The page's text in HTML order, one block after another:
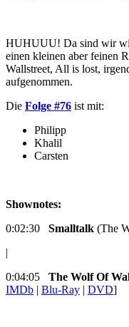
HUHUUU! Da sind wir
einen kleinen aber feinen
Wallstreet, All is lost,
aufgenommen.
Die Folge #76 ist mit:
Philipp
Khalil
Carsten
Shownotes:
0:02:30 Smalltalk (The
|
0:04:05 The Wolf Of
IMDb | Blu-Ray | DVD]